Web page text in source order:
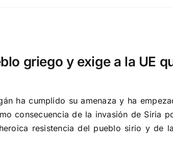
griego y exige a la UE
ha cumplido su amenaza y ha
consecuencia de la invasión de Siria
resistencia del pueblo sirio y de